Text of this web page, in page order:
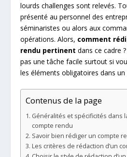
lourds challenges sont relevés.
présenté au personnel des
séminaristes ou alors aux
opérations. Alors, comment
rendu pertinent dans ce cadre
pas une tâche facile surtout si
les éléments obligatoires dans
Contenus de la page
Généralités et spécificités dans
compte rendu
Savoir bien rédiger un compte
Les critères de rédaction d’un